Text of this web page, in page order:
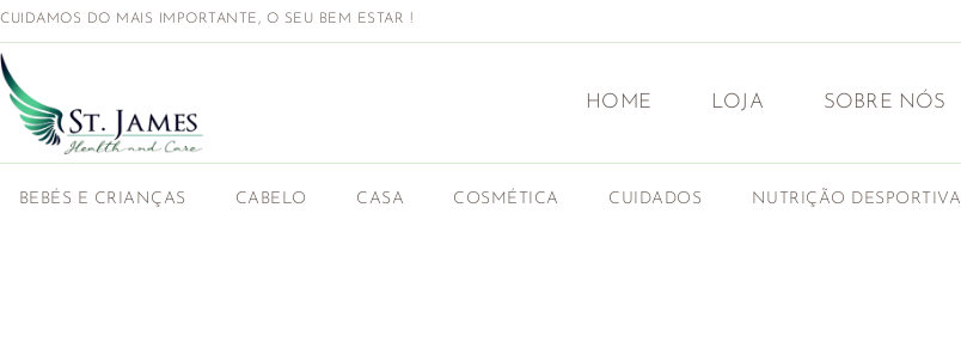
CUIDAMOS DO MAIS IMPORTANTE, O SEU BEM ESTAR !
HOME LOJA SOBRE NÓS
BEBÉS E CRIANÇAS CABELO CASA COSMÉTICA CUIDADOS NUTRIÇÃO DESPORTIVA